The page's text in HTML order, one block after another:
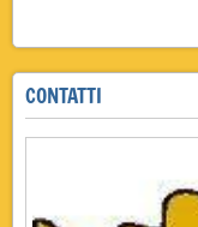
CONTATTI